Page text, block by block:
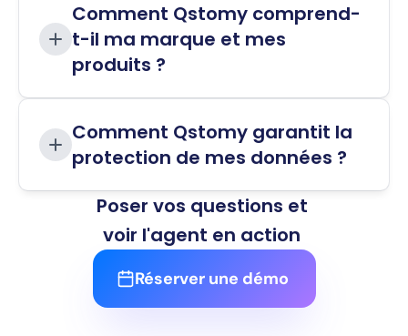
Comment Qstomy comprend-
t-il ma marque et mes
produits ?
Comment Qstomy garantit la
protection de mes données ?
Poser vos questions et
voir l'agent en action
Réserver une démo